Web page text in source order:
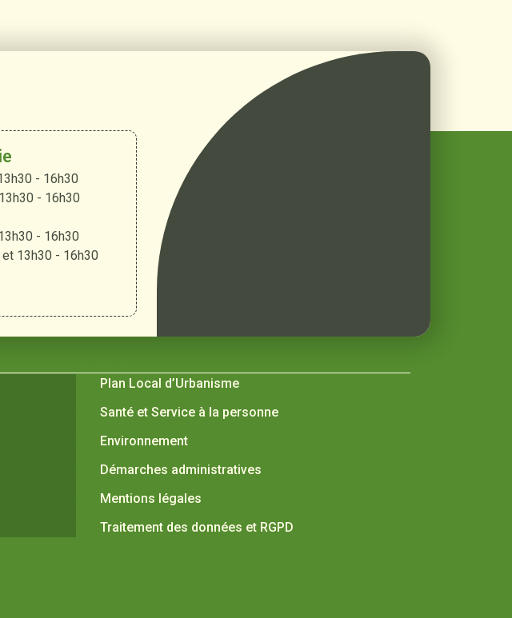
- 16h30
- 16h30
- 16h30
13h30 - 16h30
Plan Local d’Urbanisme
Santé et Service à la personne
Environnement
Démarches administratives
Mentions légales
Traitement des données et RGPD